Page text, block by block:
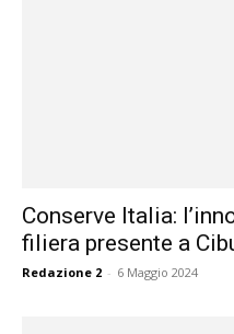
Conserve Italia:
filiera presente a
Redazione 2 - 6 Maggio 2024